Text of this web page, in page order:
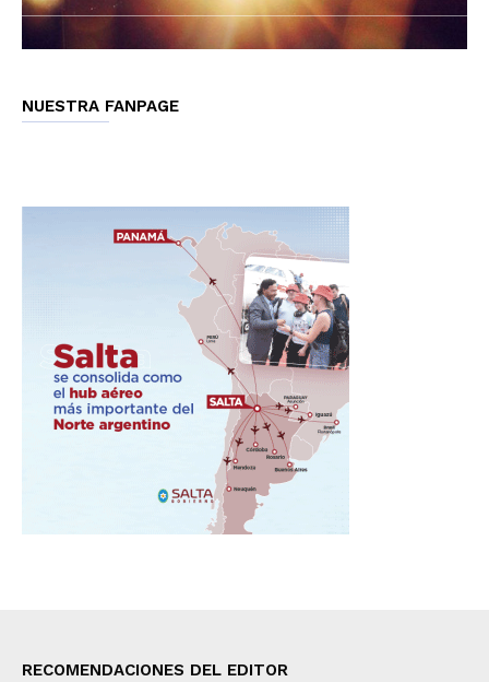
NUESTRA FANPAGE
RECOMENDACIONES DEL EDITOR